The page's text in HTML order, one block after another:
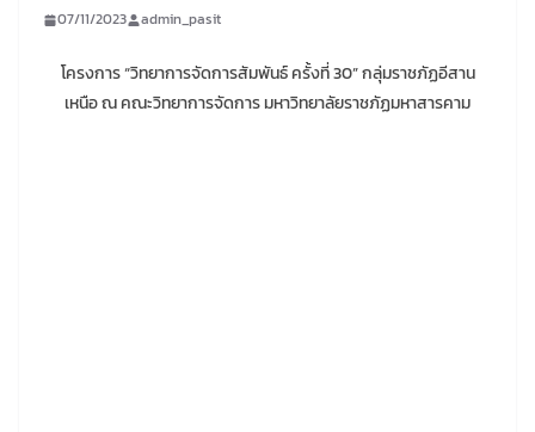
07/11/2023 admin_pasit
โครงการ “วิทยาการจัดการสัมพันธ์ ครั้งที่ 30” กลุ่มราชภัฏอีสาน
เหนือ ณ คณะวิทยาการจัดการ มหาวิทยาลัยราชภัฏมหาสารคาม